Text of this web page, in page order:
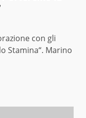
con gli
Stamina“. Marino